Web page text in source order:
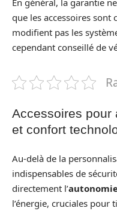
que les accessoires sont
modifient pas les
cependant conseillé de
Accessoires pour
et confort
Au-delà de la
indispensables de
directement l’
l’énergie, cruciales